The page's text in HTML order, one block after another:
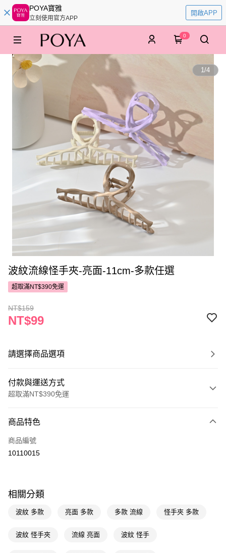
POYA寶雅
立刻使用官方APP
開啟APP
0
1/4
波紋流線怪手夾-亮面-11cm-多款任選
超取滿NT$390免運
NT$159
NT$99
請選擇商品選項
付款與運送方式
超取滿NT$390免運
POYA支付
信用卡一次付款
悠遊付
商品特色
商品編號
10110015
相關分類
波紋 多款 亮面 多款 多款 流線 怪手夾 多款
波紋 怪手夾 流線 亮面 波紋 怪手